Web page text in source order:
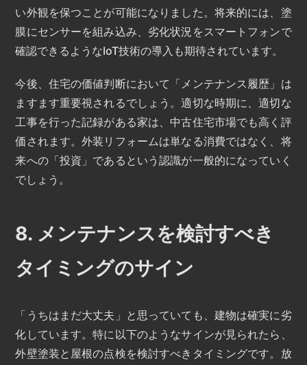
い外観を保つことが可能になりました。将来的には、塗
膜にセンサーを組み込み、劣化状況をスマートフォンで
確認できるようなIoT技術の導入も期待されています。
今後、住宅の価値判断において「メンテナンス履歴」は
ますます重要視されるでしょう。適切な時期に、適切な
工事を行った記録がある家は、中古住宅市場でも高く評
価されます。外装リフォームは単なる消費ではなく、将
来への「投資」であるという認識が一般的になっていく
でしょう。
8. メンテナンスを検討すべき
タイミングのサイン
「うちはまだ大丈夫」と思っていても、建物は確実に劣
化しています。特に以下のようなサインが見られたら、
外壁塗装と屋根の点検を検討すべきタイミングです。放